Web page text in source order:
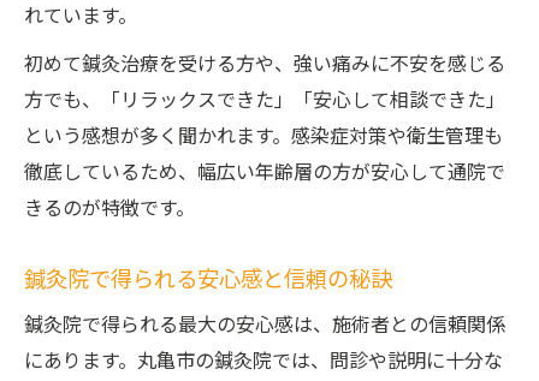
れています。
初めて鍼灸治療を受ける方や、強い痛みに不安を感じる
方でも、「リラックスできた」「安心して相談できた」
という感想が多く聞かれます。感染症対策や衛生管理も
徹底しているため、幅広い年齢層の方が安心して通院で
きるのが特徴です。
鍼灸院で得られる安心感と信頼の秘訣
鍼灸院で得られる最大の安心感は、施術者との信頼関係
にあります。丸亀市の鍼灸院では、問診や説明に十分な